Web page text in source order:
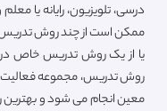
درسی، تلویزیون، رایانه یا
ممکن است از چند روش
یا از یک روش تدریس خاص
روش تدریس، مجموعه فعالیت
معین انجام می شود و